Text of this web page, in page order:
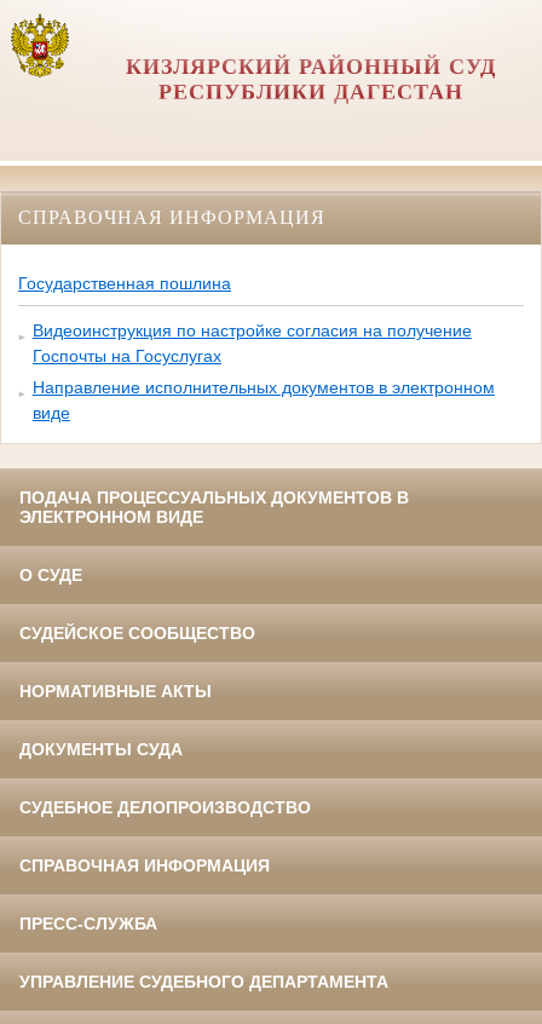
КИЗЛЯРСКИЙ РАЙОННЫЙ СУД
РЕСПУБЛИКИ ДАГЕСТАН
СПРАВОЧНАЯ ИНФОРМАЦИЯ
Государственная пошлина
Видеоинструкция по настройке согласия на получение
Госпочты на Госуслугах
Направление исполнительных документов в электронном
виде
ПОДАЧА ПРОЦЕССУАЛЬНЫХ ДОКУМЕНТОВ В
ЭЛЕКТРОННОМ ВИДЕ
О СУДЕ
СУДЕЙСКОЕ СООБЩЕСТВО
НОРМАТИВНЫЕ АКТЫ
ДОКУМЕНТЫ СУДА
СУДЕБНОЕ ДЕЛОПРОИЗВОДСТВО
СПРАВОЧНАЯ ИНФОРМАЦИЯ
ПРЕСС-СЛУЖБА
УПРАВЛЕНИЕ СУДЕБНОГО ДЕПАРТАМЕНТА